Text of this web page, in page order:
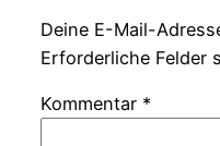
Deine E-Mail-
Erforderliche Felder
Kommentar *